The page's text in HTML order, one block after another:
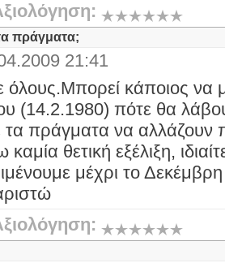
πράγματα;
21:41
κάποιος να
(14.2.1980) πότε θα
πράγματα να αλλάζουν
θετική εξέλιξη,
μέχρι το